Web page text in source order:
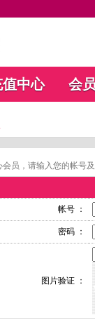
中心 会
员，请输入您的帐号
帐号 ：
密码 ：
图片验证 ：